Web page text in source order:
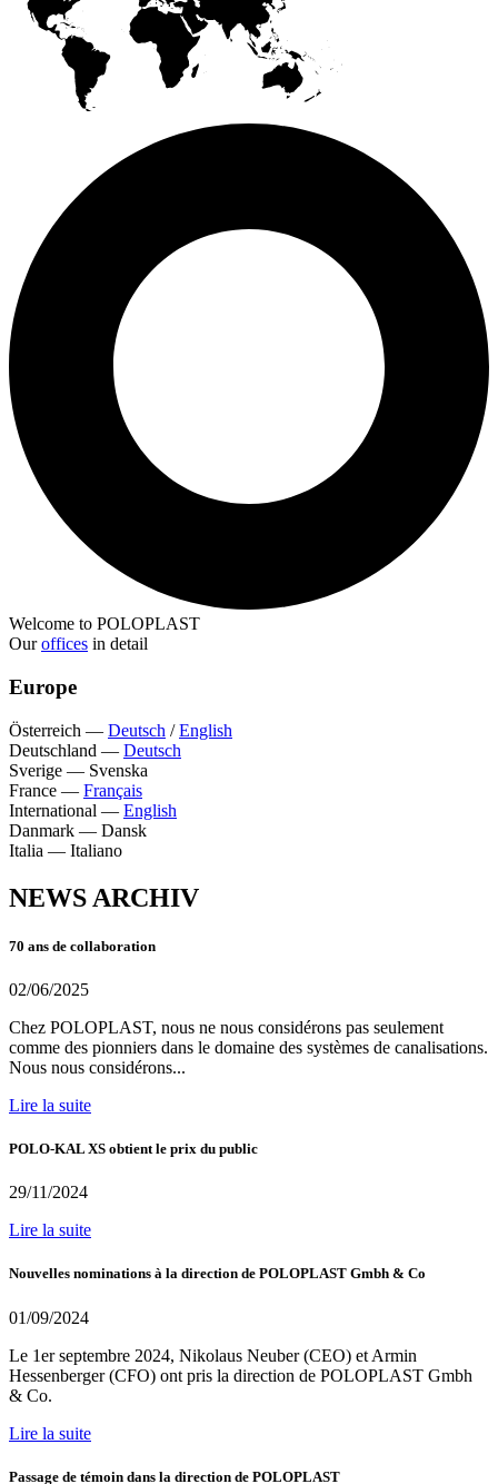
Welcome to POLOPLAST
Ouroffices in detail
Europe
Österreich — Deutsch /English
Deutschland — Deutsch
Sverige — Svenska
France — Français
International — English
Danmark — Dansk
Italia — Italiano
NEWS ARCHIV
70 ans de collaboration
02/06/2025
Chez POLOPLAST, nous ne nous considérons pas seulement
comme des pionniers dans le domaine des systèmes de canalisations.
Nous nous considérons...
Lire la suite
POLO-KAL XS obtient le prix du public
29/11/2024
Lire la suite
Nouvelles nominations à la direction de POLOPLAST Gmbh & Co
01/09/2024
Le 1er septembre 2024, Nikolaus Neuber (CEO) et Armin
Hessenberger (CFO) ont pris la direction de POLOPLAST Gmbh
& Co.
Lire la suite
Passage de témoin dans la direction de POLOPLAST